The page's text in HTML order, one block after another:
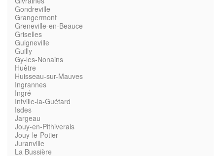
Gondreville
Grangermont
Greneville-en-Beauce
Griselles
Guigneville
Guilly
Gy-les-Nonains
Huêtre
Huisseau-sur-Mauves
Ingrannes
Ingré
Intville-la-Guétard
Isdes
Jargeau
Jouy-en-Pithiverais
Jouy-le-Potier
Juranville
La Bussière